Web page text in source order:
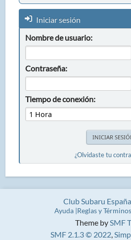
Iniciar sesión
Nombre de usuario:
Contraseña:
Tiempo de conexión:
¿Olvidaste tu
Theme bySMF
SMF 2.1.3 © 2022,
Club Subaru
Ayuda Reglas y Términos